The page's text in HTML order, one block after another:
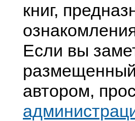
книг,
Если вы
размещенный
автором,